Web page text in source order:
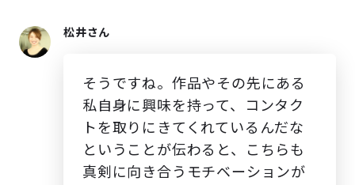
松井さん
そうですね。作品やその先にある
私自身に興味を持って、コンタク
トを取りにきてくれているんだな
ということが伝わると、こちらも
真剣に向き合うモチベーションが